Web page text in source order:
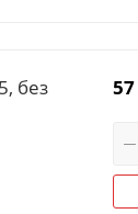
без
57